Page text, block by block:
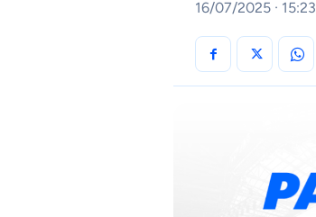
16/07/2025 · 15:23